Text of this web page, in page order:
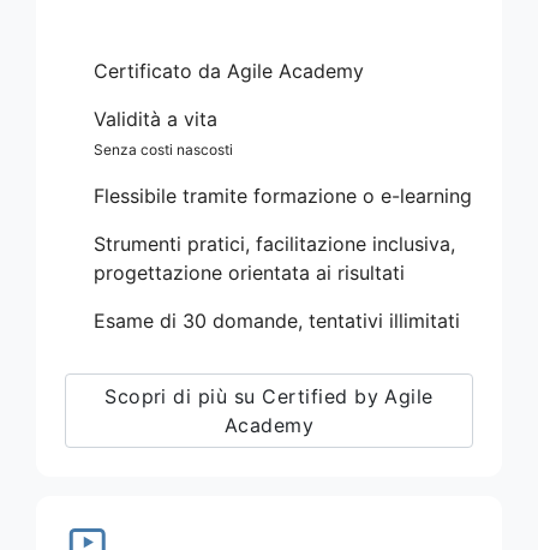
Certificato da Agile Academy
Validità a vita
Senza costi nascosti
Flessibile tramite formazione o e-learning
Strumenti pratici, facilitazione inclusiva,
progettazione orientata ai risultati
Esame di 30 domande, tentativi illimitati
Scopri di più su Certified by Agile
Academy